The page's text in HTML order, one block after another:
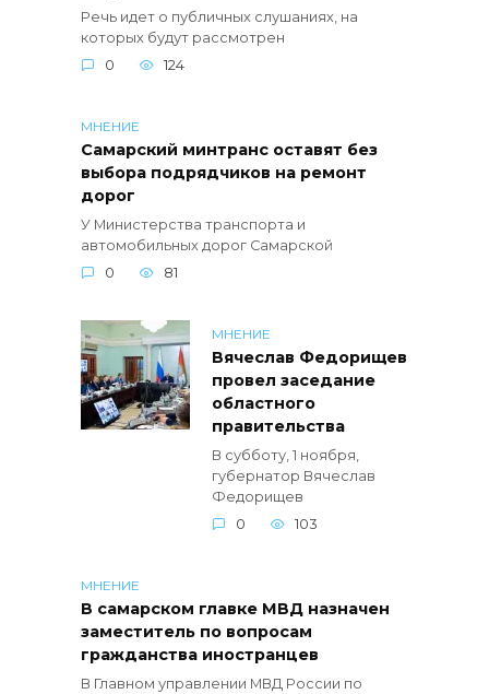
Речь идет о публичных слушаниях, на
которых будут рассмотрен
0
124
МНЕНИЕ
Самарский минтранс оставят без
выбора подрядчиков на ремонт
дорог
У Министерства транспорта и
автомобильных дорог Самарской
0
81
МНЕНИЕ
Вячеслав Федорищев
провел заседание
областного
правительства
В субботу, 1 ноября,
губернатор Вячеслав
Федорищев
0
103
МНЕНИЕ
В самарском главке МВД назначен
заместитель по вопросам
гражданства иностранцев
В Главном управлении МВД России по